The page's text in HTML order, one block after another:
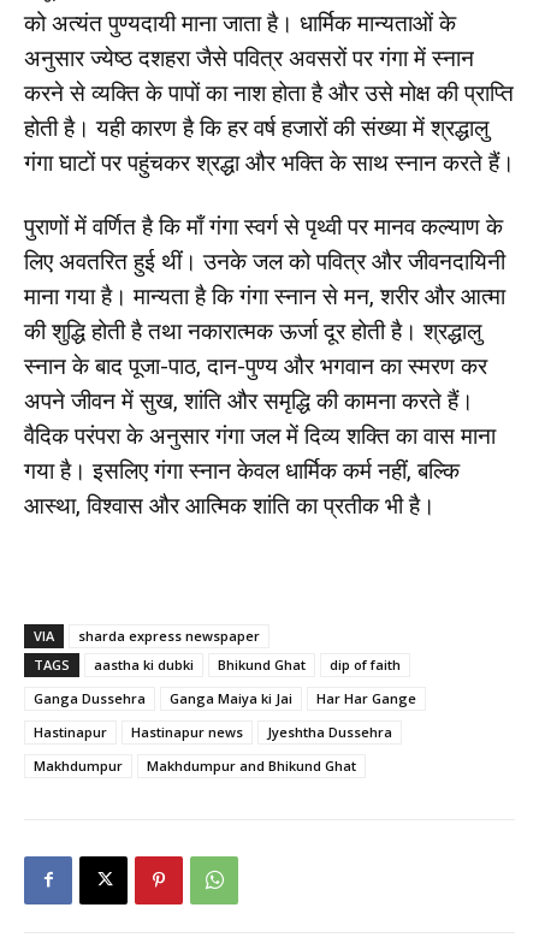
को अत्यंत पुण्यदायी माना जाता है। धार्मिक मान्यताओं के
अनुसार ज्येष्ठ दशहरा जैसे पवित्र अवसरों पर गंगा में स्नान
करने से व्यक्ति के पापों का नाश होता है और उसे मोक्ष की प्राप्ति
होती है। यही कारण है कि हर वर्ष हजारों की संख्या में श्रद्धालु
गंगा घाटों पर पहुंचकर श्रद्धा और भक्ति के साथ स्नान करते हैं।
पुराणों में वर्णित है कि माँ गंगा स्वर्ग से पृथ्वी पर मानव कल्याण के
लिए अवतरित हुई थीं। उनके जल को पवित्र और जीवनदायिनी
माना गया है। मान्यता है कि गंगा स्नान से मन, शरीर और आत्मा
की शुद्धि होती है तथा नकारात्मक ऊर्जा दूर होती है। श्रद्धालु
स्नान के बाद पूजा-पाठ, दान-पुण्य और भगवान का स्मरण कर
अपने जीवन में सुख, शांति और समृद्धि की कामना करते हैं।
वैदिक परंपरा के अनुसार गंगा जल में दिव्य शक्ति का वास माना
गया है। इसलिए गंगा स्नान केवल धार्मिक कर्म नहीं, बल्कि
आस्था, विश्वास और आत्मिक शांति का प्रतीक भी है।
VIA
sharda express newspaper
TAGS
aastha ki dubki Bhikund Ghat
dip of faith
Ganga Dussehra
Ganga Maiya ki Jai
Har Har Gange
Hastinapur
Hastinapur news
Jyeshtha Dussehra
Makhdumpur
Makhdumpur and Bhikund Ghat